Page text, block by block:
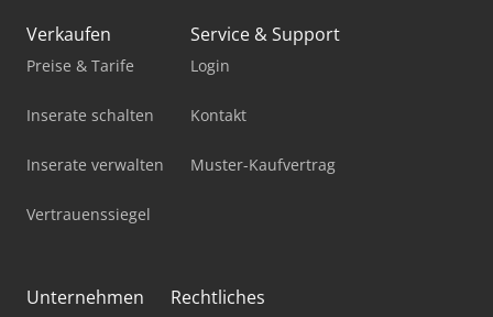
Verkaufen
Preise & Tarife
Inserate schalten
Inserate verwalten
Vertrauenssiegel
Service & Support
Login
Kontakt
Muster-Kaufvertrag
Unternehmen Rechtliches